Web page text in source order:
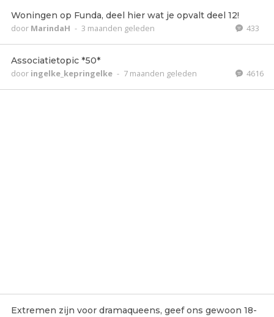
Woningen op Funda, deel hier wat je opvalt deel 12!
door MarindaH - 3 maanden geleden 433
Associatietopic *50*
door ingelke_kepringelke - 7 maanden geleden 4616
Extremen zijn voor dramaqueens, geef ons gewoon 18-